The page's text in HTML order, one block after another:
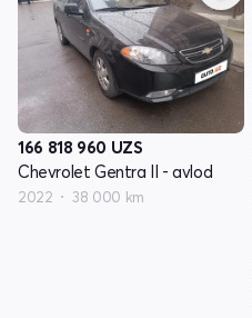
166 818 960 UZS
Chevrolet Gentra II - avlod
2022 38 000 km